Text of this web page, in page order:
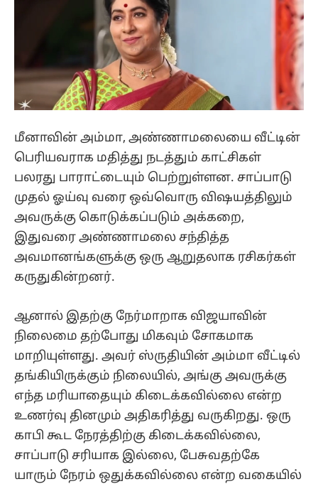
மீனாவின் அம்மா, அண்ணாமலையை வீட்டின்
பெரியவராக மதித்து நடத்தும் காட்சிகள்
பலரது பாராட்டையும் பெற்றுள்ளன. சாப்பாடு
முதல் ஓய்வு வரை ஒவ்வொரு விஷயத்திலும்
அவருக்கு கொடுக்கப்படும் அக்கறை,
இதுவரை அண்ணாமலை சந்தித்த
அவமானங்களுக்கு ஒரு ஆறுதலாக ரசிகர்கள்
கருதுகின்றனர்.
ஆனால் இதற்கு நேர்மாறாக விஜயாவின்
நிலைமை தற்போது மிகவும் சோகமாக
மாறியுள்ளது. அவர் ஸ்ருதியின் அம்மா வீட்டில்
தங்கியிருக்கும் நிலையில், அங்கு அவருக்கு
எந்த மரியாதையும் கிடைக்கவில்லை என்ற
உணர்வு தினமும் அதிகரித்து வருகிறது. ஒரு
காபி கூட நேரத்திற்கு கிடைக்கவில்லை,
சாப்பாடு சரியாக இல்லை, பேசுவதற்கே
யாரும் நேரம் ஒதுக்கவில்லை என்ற வகையில்